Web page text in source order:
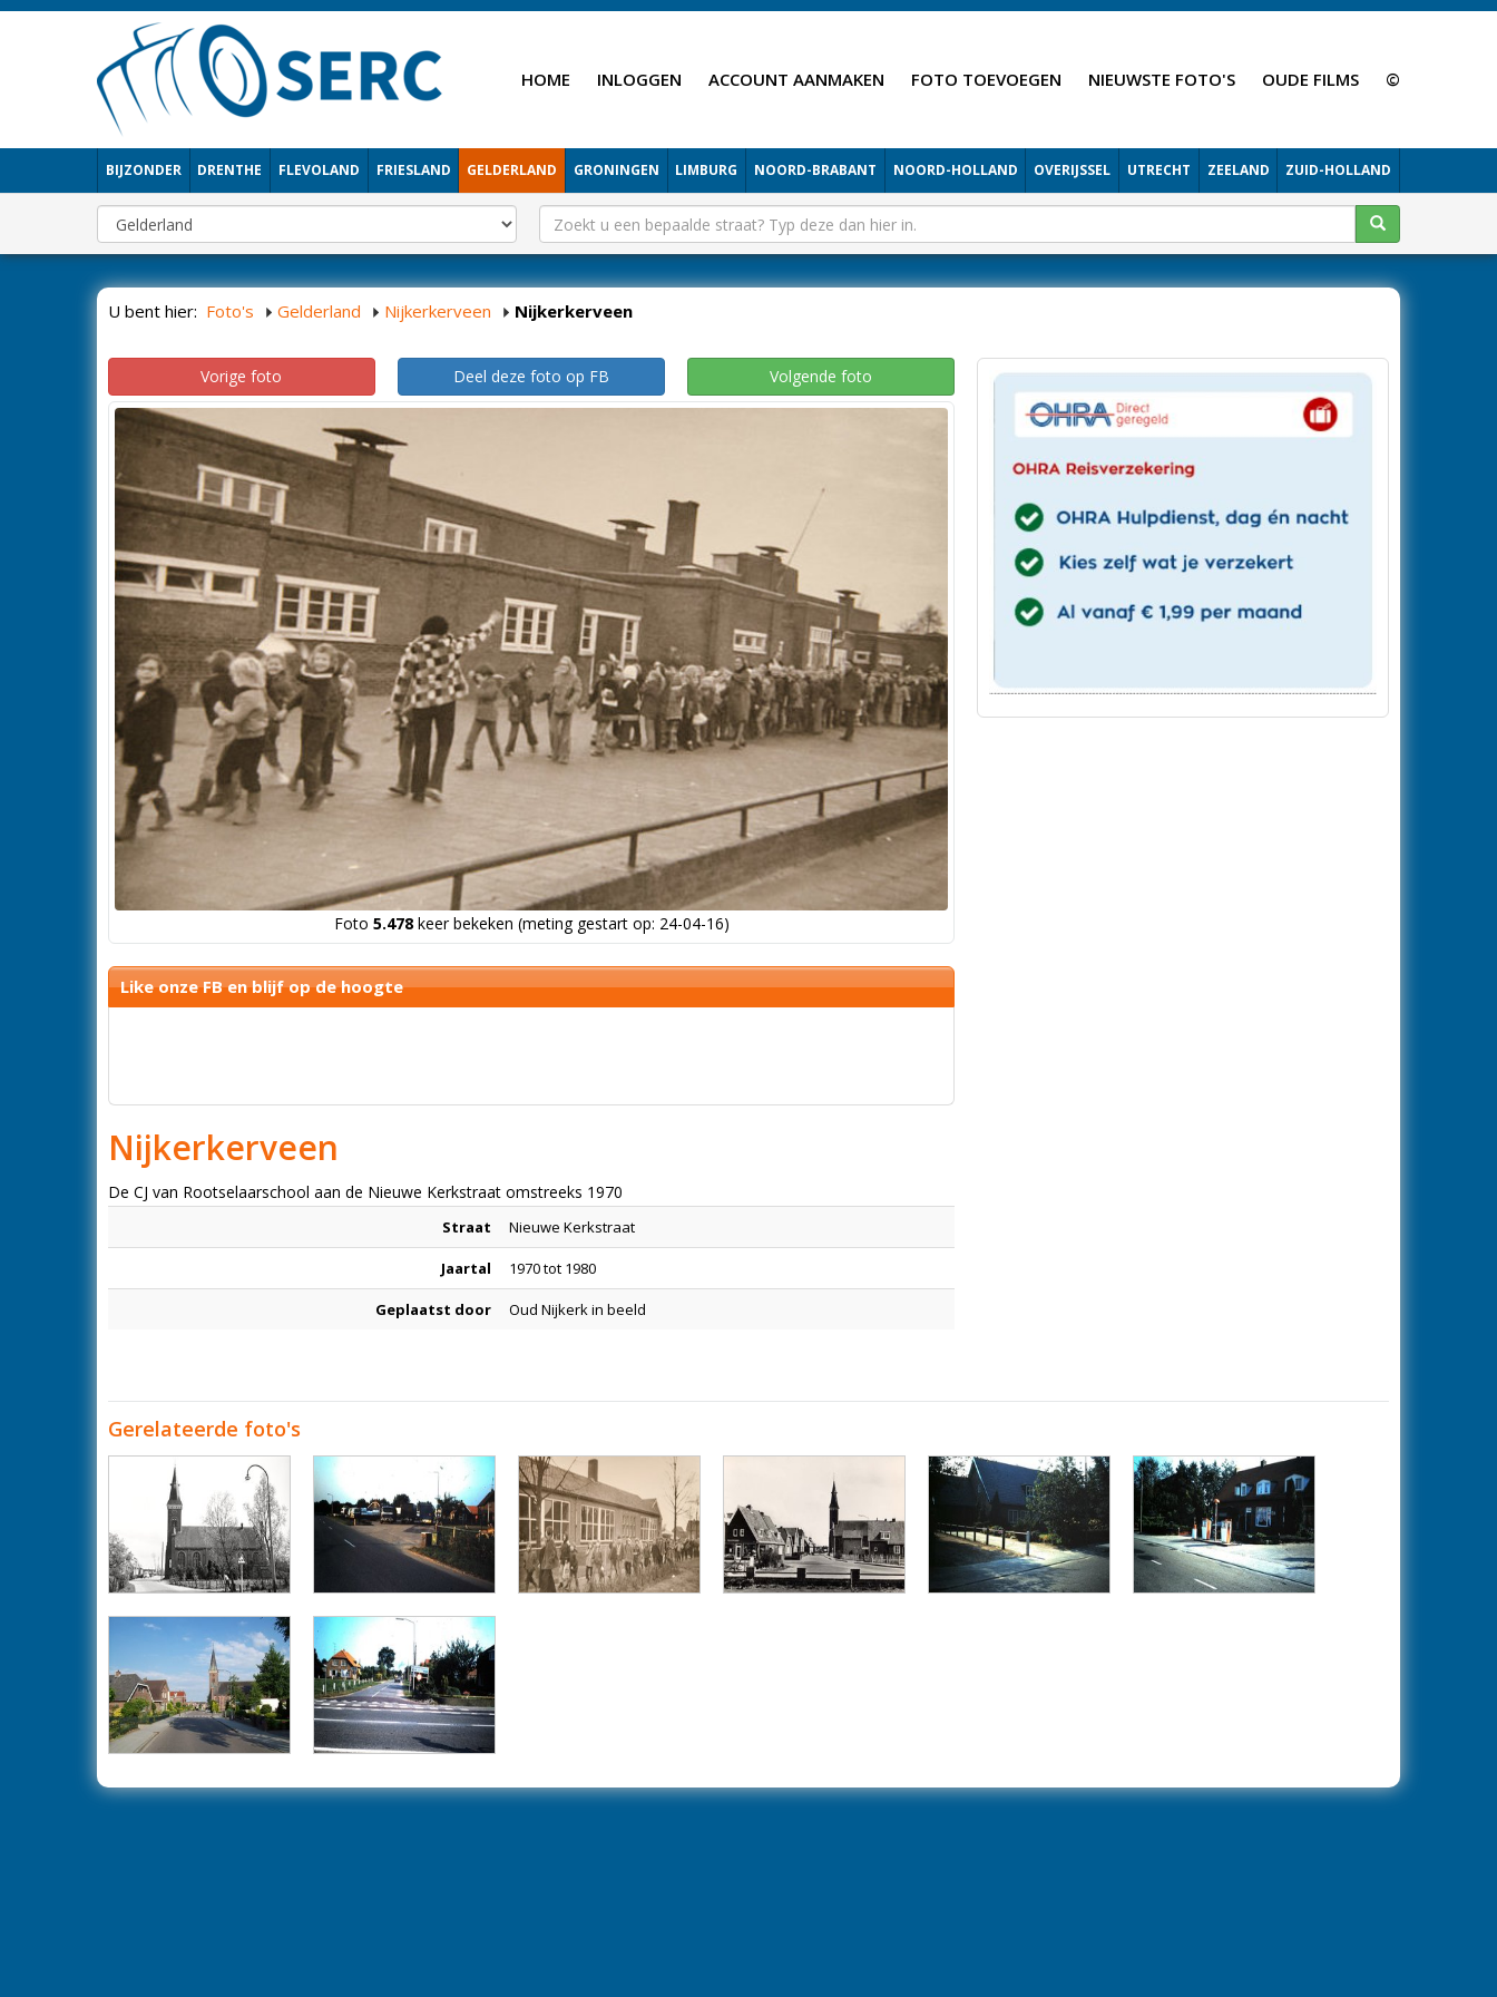
HOME INLOGGEN ACCOUNT AANMAKEN FOTO TOEVOEGEN NIEUWSTE FOTO'S OUDE FILMS ©
BIJZONDER DRENTHE FLEVOLAND FRIESLAND GELDERLAND GRONINGEN LIMBURG NOORD-BRABANT NOORD-HOLLAND OVERIJSSEL UTRECHT ZEELAND ZUID-HOLLAND
U bent hier: Foto's Gelderland Nijkerkerveen Nijkerkerveen
Vorige foto Deel deze foto op FB Volgende foto
Foto 5.478keer bekeken (meting gestart op: 24-04-16)
Like onze FB en blijf op de hoogte
Nijkerkerveen
De CJ van Rootselaarschool aan de Nieuwe Kerkstraat omstreeks 1970
Straat Nieuwe Kerkstraat
Jaartal 1970 tot 1980
Geplaatst door Oud Nijkerk in beeld
Gerelateerde foto's